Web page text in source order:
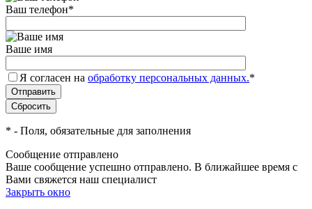
Ваш телефон*
Ваше имя
Я согласен на обработку персональных данных.*
* - Поля, обязательные для заполнения
Сообщение отправлено
Ваше сообщение успешно отправлено. В ближайшее время с
Вами свяжется наш специалист
Закрыть окно